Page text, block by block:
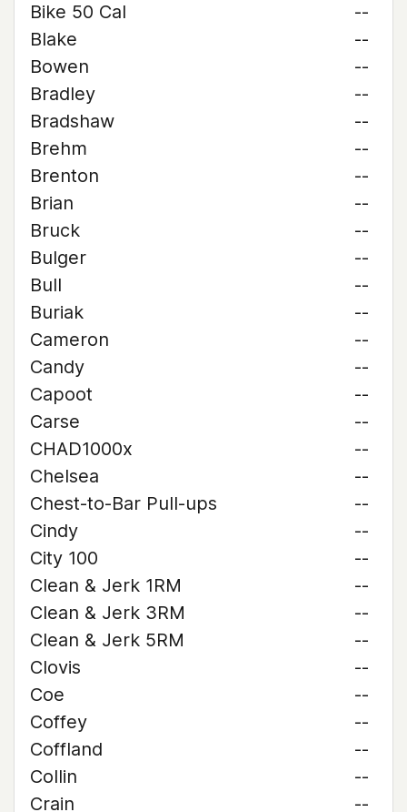
Bike 50 Cal
--
Blake
--
Bowen
--
Bradley
--
Bradshaw
--
Brehm
--
Brenton
--
Brian
--
Bruck
--
Bulger
--
Bull
--
Buriak
--
Cameron
--
Candy
--
Capoot
--
Carse
--
CHAD1000x
--
Chelsea
--
Chest-to-Bar Pull-ups
--
Cindy
--
City 100
--
Clean & Jerk 1RM
--
Clean & Jerk 3RM
--
Clean & Jerk 5RM
--
Clovis
--
Coe
--
Coffey
--
Coffland
--
Collin
--
Crain
--